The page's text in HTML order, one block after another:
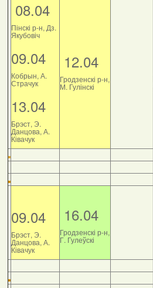
08.04
Пінскі р-н, Дз.
Якубовіч
09.04
Кобрын, А.
Страчук
13.04
Брэст, Э.
Данцова, А.
Ківачук
12.04
Гродзенскі р-н,
М. Гулінскі
09.04
Брэст, Э.
Данцова, А.
Ківачук
16.04
Гродзенскі р-н,
Г. Гулеўскі